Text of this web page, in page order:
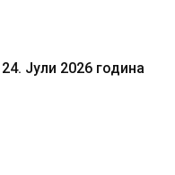
Јули 2026 година